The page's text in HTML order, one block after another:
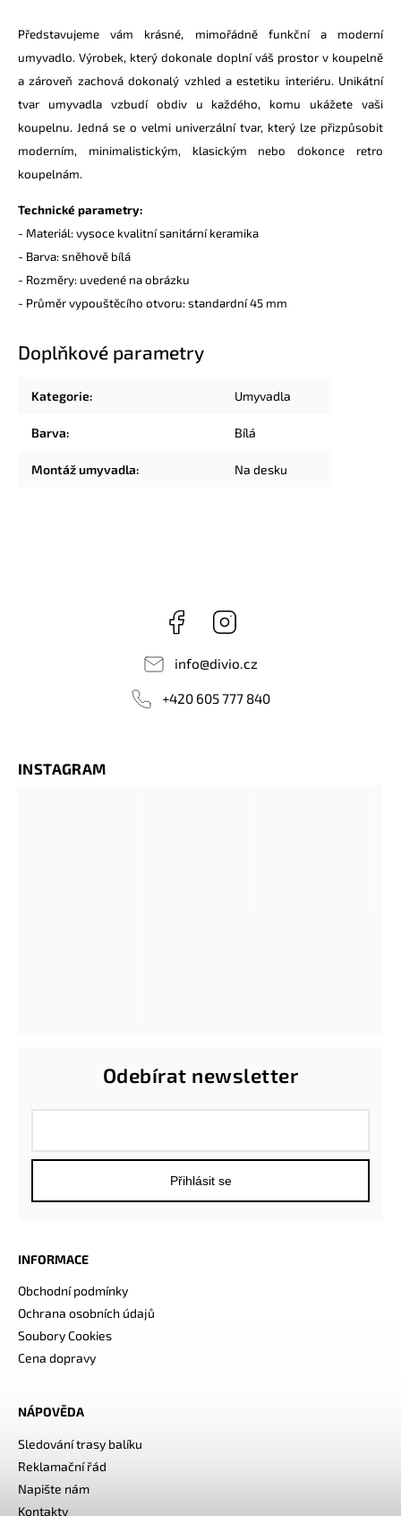
Představujeme vám krásné, mimořádně funkční a moderní
umyvadlo. Výrobek, který dokonale doplní váš prostor v koupelně
a zároveň zachová dokonalý vzhled a estetiku interiéru. Unikátní
tvar umyvadla vzbudí obdiv u každého, komu ukážete vaši
koupelnu. Jedná se o velmi univerzální tvar, který lze přizpůsobit
moderním, minimalistickým, klasickým nebo dokonce retro
koupelnám.
Technické parametry:
- Materiál: vysoce kvalitní sanitární keramika
- Barva: sněhově bílá
- Rozměry: uvedené na obrázku
- Průměr vypouštěcího otvoru: standardní 45 mm
Doplňkové parametry
Kategorie: Umyvadla
Barva: Bílá
Montáž umyvadla: Na desku
Facebook
info@divio.cz
+420 605 777 840
INFORMACE
Obchodní podmínky
Ochrana osobních údajů
Soubory Cookies
Cena dopravy
NÁPOVĚDA
Sledování trasy balíku
Reklamační řád
Napište nám
Kontakty
INSTAGRAM
Odebírat newsletter
Přihlásit se